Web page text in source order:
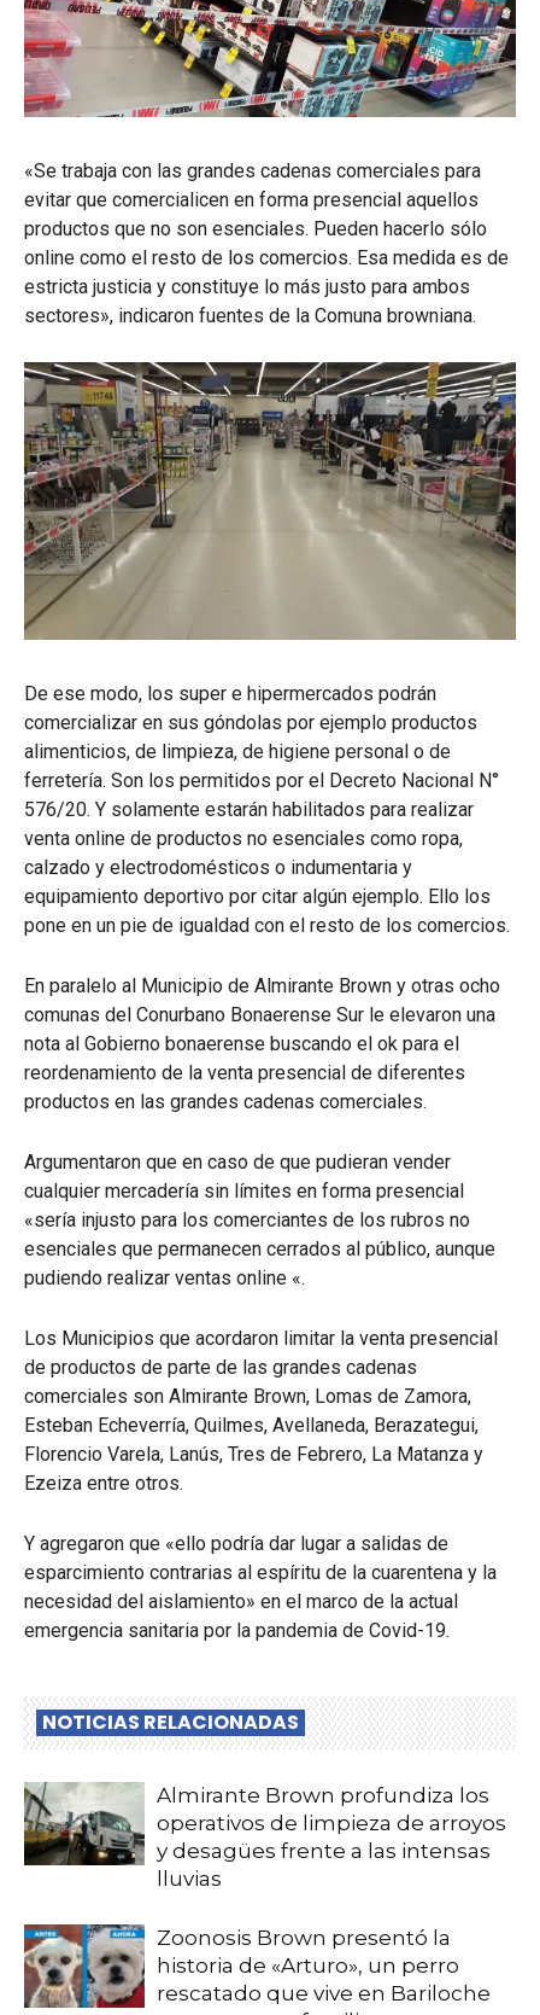
«Se trabaja con las grandes cadenas comerciales para
evitar que comercialicen en forma presencial aquellos
productos que no son esenciales. Pueden hacerlo sólo
online como el resto de los comercios. Esa medida es de
estricta justicia y constituye lo más justo para ambos
sectores», indicaron fuentes de la Comuna browniana.
De ese modo, los super e hipermercados podrán
comercializar en sus góndolas por ejemplo productos
alimenticios, de limpieza, de higiene personal o de
ferretería. Son los permitidos por el Decreto Nacional N°
576/20. Y solamente estarán habilitados para realizar
venta online de productos no esenciales como ropa,
calzado y electrodomésticos o indumentaria y
equipamiento deportivo por citar algún ejemplo. Ello los
pone en un pie de igualdad con el resto de los comercios.
En paralelo al Municipio de Almirante Brown y otras ocho
comunas del Conurbano Bonaerense Sur le elevaron una
nota al Gobierno bonaerense buscando el ok para el
reordenamiento de la venta presencial de diferentes
productos en las grandes cadenas comerciales.
Argumentaron que en caso de que pudieran vender
cualquier mercadería sin límites en forma presencial
«sería injusto para los comerciantes de los rubros no
esenciales que permanecen cerrados al público, aunque
pudiendo realizar ventas online «.
Los Municipios que acordaron limitar la venta presencial
de productos de parte de las grandes cadenas
comerciales son Almirante Brown, Lomas de Zamora,
Esteban Echeverría, Quilmes, Avellaneda, Berazategui,
Florencio Varela, Lanús, Tres de Febrero, La Matanza y
Ezeiza entre otros.
Y agregaron que «ello podría dar lugar a salidas de
esparcimiento contrarias al espíritu de la cuarentena y la
necesidad del aislamiento» en el marco de la actual
emergencia sanitaria por la pandemia de Covid-19.
NOTICIAS RELACIONADAS
Almirante Brown profundiza los
operativos de limpieza de arroyos
y desagües frente a las intensas
lluvias
Zoonosis Brown presentó la
historia de «Arturo», un perro
rescatado que vive en Bariloche